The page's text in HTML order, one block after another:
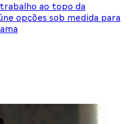
ao topo da
opções sob medida para